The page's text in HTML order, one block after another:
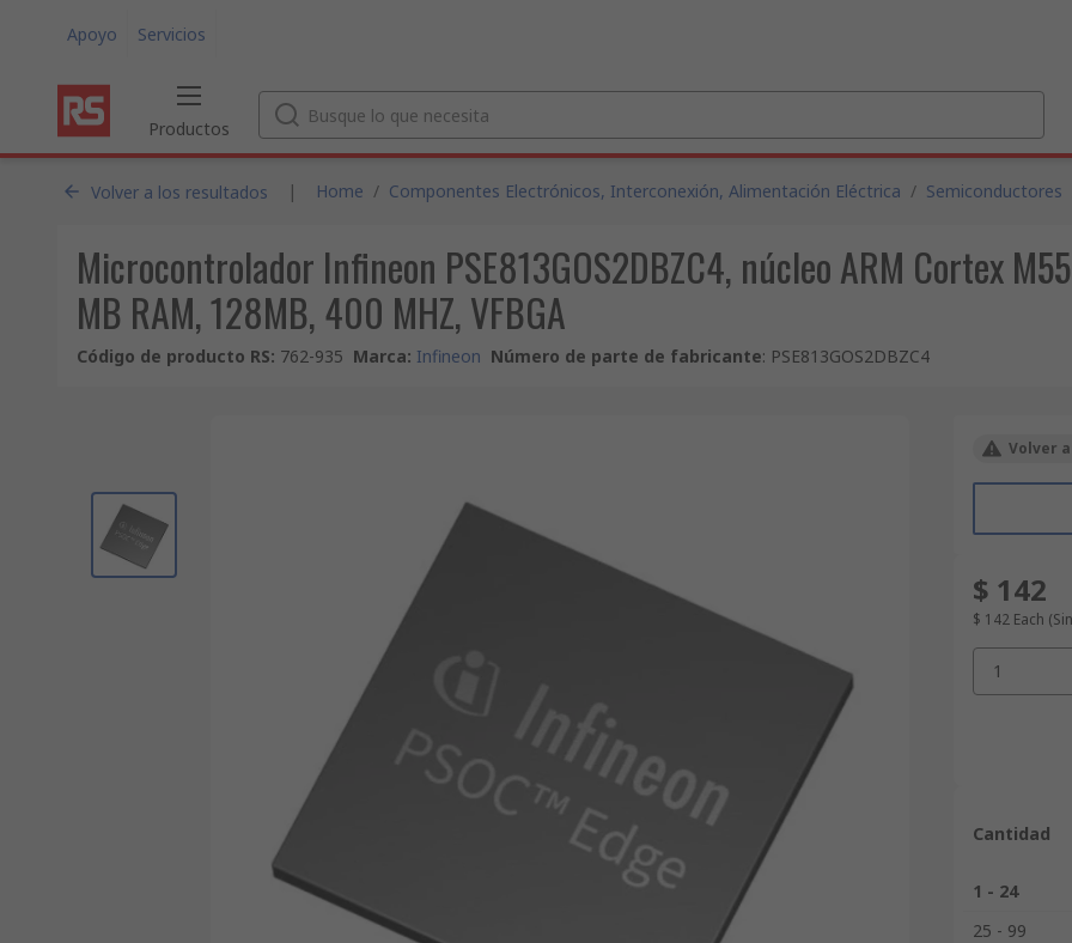
Apoyo Servicios
Productos
Volver a los resultados | Home / Componentes Electrónicos, Interconexión, Alimentación Eléctrica / Semiconductores
Microcontrolador Infineon PSE813GOS2DBZC4, núcleo ARM Cortex
MB RAM, 128MB, 400 MHZ, VFBGA
Código de producto RS: 762-935 Marca: Infineon Número de parte de fabricante: PSE813GOS2DBZC4
Volver
$ 142
$ 142 Each
1
Cantidad
1 - 24
25 - 99